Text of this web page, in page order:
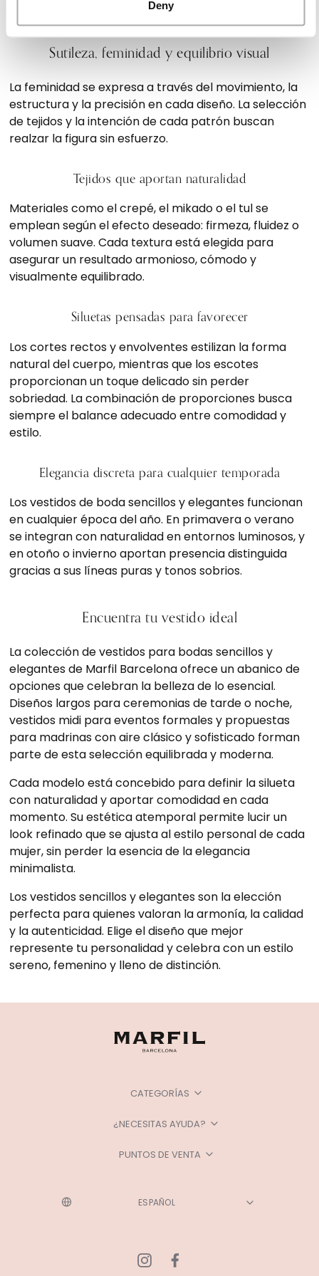
Deny
Sutileza, feminidad y equilibrio visual
La feminidad se expresa a través del movimiento, la
estructura y la precisión en cada diseño. La selección
de tejidos y la intención de cada patrón buscan
realzar la figura sin esfuerzo.
Tejidos que aportan naturalidad
Materiales como el crepé, el mikado o el tul se
emplean según el efecto deseado: firmeza, fluidez o
volumen suave. Cada textura está elegida para
asegurar un resultado armonioso, cómodo y
visualmente equilibrado.
Siluetas pensadas para favorecer
Los cortes rectos y envolventes estilizan la forma
natural del cuerpo, mientras que los escotes
proporcionan un toque delicado sin perder
sobriedad. La combinación de proporciones busca
siempre el balance adecuado entre comodidad y
estilo.
Elegancia discreta para cualquier temporada
Los vestidos de boda sencillos y elegantes funcionan
en cualquier época del año. En primavera o verano
se integran con naturalidad en entornos luminosos, y
en otoño o invierno aportan presencia distinguida
gracias a sus líneas puras y tonos sobrios.
Encuentra tu vestido ideal
La colección de vestidos para bodas sencillos y
elegantes de Marfil Barcelona ofrece un abanico de
opciones que celebran la belleza de lo esencial.
Diseños largos para ceremonias de tarde o noche,
vestidos midi para eventos formales y propuestas
para madrinas con aire clásico y sofisticado forman
parte de esta selección equilibrada y moderna.
Cada modelo está concebido para definir la silueta
con naturalidad y aportar comodidad en cada
momento. Su estética atemporal permite lucir un
look refinado que se ajusta al estilo personal de cada
mujer, sin perder la esencia de la elegancia
minimalista.
Los vestidos sencillos y elegantes son la elección
perfecta para quienes valoran la armonía, la calidad
y la autenticidad. Elige el diseño que mejor
represente tu personalidad y celebra con un estilo
sereno, femenino y lleno de distinción.
CATEGORÍAS
¿NECESITAS AYUDA?
PUNTOS DE VENTA